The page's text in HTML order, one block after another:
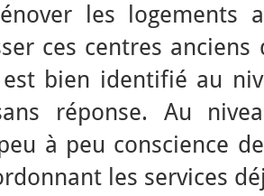
les logements
ces centres anciens
bien identifié au
réponse. Au
à peu conscience
les services